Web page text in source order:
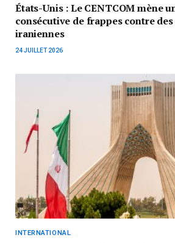
États-Unis : Le CENTCOM mène
consécutive de frappes contre
iraniennes
24 JUILLET 2026
INTERNATIONAL